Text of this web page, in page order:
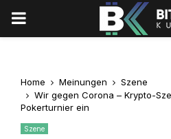
PRIMARY
Home Meinungen
Szene
Wir gegen Corona – Krypto-
Pokerturnier ein
Szene